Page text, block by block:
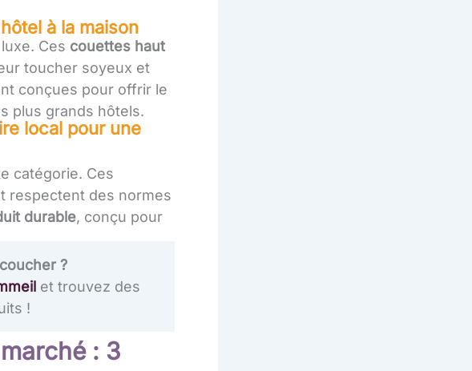
à la maison
Ces couettes haut
toucher soyeux et
conçues pour offrir le
plus grands hôtels.
local pour une
catégorie. Ces
respectent des normes
durable, conçu pour
?
et trouvez des
!
: 3